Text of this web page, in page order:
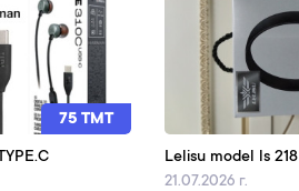
75 TMT
Lelisu model ls 218
21.07.2026 г.